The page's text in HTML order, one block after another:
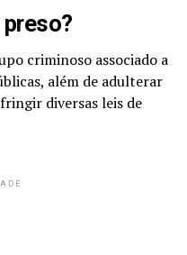
criminoso associado a
além de adulterar
diversas leis de